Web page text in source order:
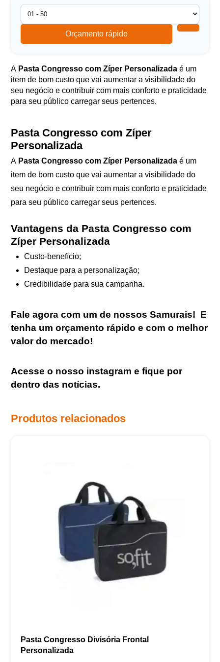
Orçamento rápido
A Pasta Congresso com Zíper Personalizada é um
item de bom custo que vai aumentar a visibilidade do
seu negócio e contribuir com mais conforto e praticidade
para seu público carregar seus pertences.
Pasta Congresso com Zíper
Personalizada
A Pasta Congresso com Zíper Personalizada é um
item de bom custo que vai aumentar a visibilidade do
seu negócio e contribuir com mais conforto e praticidade
para seu público carregar seus pertences.
Vantagens da Pasta Congresso com
Zíper Personalizada
Custo-benefício;
Destaque para a personalização;
Credibilidade para sua campanha.
Fale agora com um de nossos Samurais! E
tenha um orçamento rápido e com o melhor
valor do mercado!
Acesse o nosso instagram e fique por
dentro das notícias.
Produtos relacionados
Pasta Congresso Divisória Frontal
Personalizada